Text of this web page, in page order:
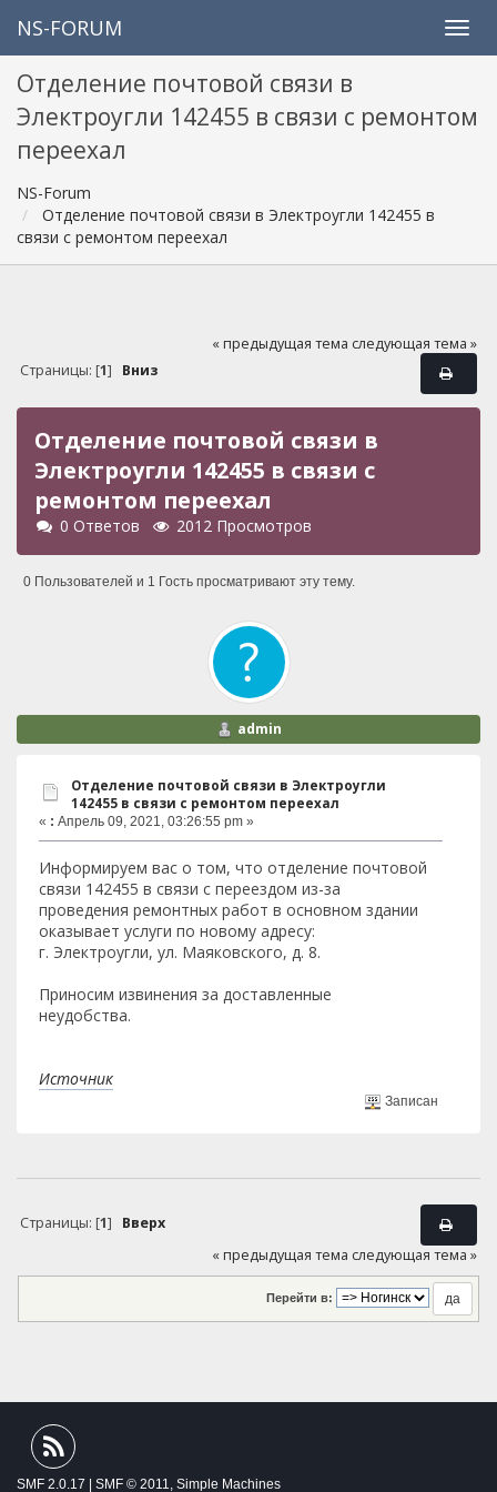
NS-FORUM
Отделение почтовой связи в
Электроугли 142455 в связи с ремонтом
переехал
NS-Forum
Отделение почтовой связи в Электроугли 142455 в
связи с ремонтом переехал
« предыдущая тема следующая тема »
Страницы: [1] Вниз
Отделение почтовой связи в
Электроугли 142455 в связи с
ремонтом переехал
0 Ответов 2012 Просмотров
0 Пользователей и 1 Гость просматривают эту тему.
admin
Отделение почтовой связи в Электроугли
142455 в связи с ремонтом переехал
« : Апрель 09, 2021, 03:26:55 pm »
Информируем вас о том, что отделение почтовой
связи 142455 в связи с переездом из-за
проведения ремонтных работ в основном здании
оказывает услуги по новому адресу:
г. Электроугли, ул. Маяковского, д. 8.
Приносим извинения за доставленные
неудобства.
Источник
Записан
Страницы: [1] Вверх
« предыдущая тема следующая тема »
Перейти в:
SMF 2.0.17 SMF © 2011, Simple Machines